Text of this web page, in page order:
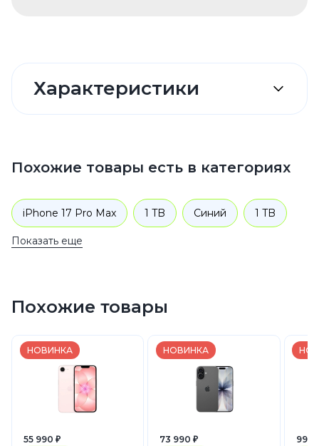
Характеристики
Похожие товары есть в категориях
iPhone 17 Pro Max 1 TB Синий 1 TB
Dual Sim
Показать еще
Похожие товары
НОВИНКА
55 990 ₽
НОВИНКА
73 990 ₽ 99